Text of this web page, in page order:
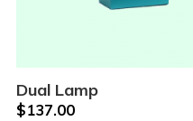
Dual Lamp
$137.00